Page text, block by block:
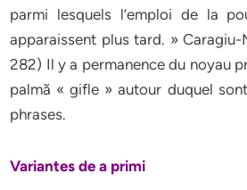
parmi lesquels l’emploi de la
apparaissent plus tard. » Caragiu-
282) Il y a permanence du noyau
palmă « gifle » autour duquel
phrases.
Variantes de a primi